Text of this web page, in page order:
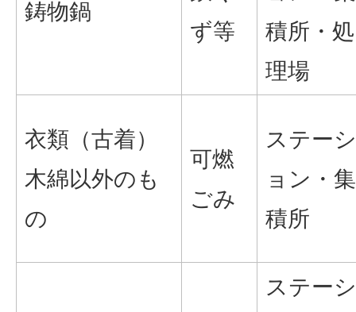
鋳物鍋
ず等
積所・処
理場
衣類（古着）
木綿以外のも
の
可燃
ごみ
ステーシ
ョン・集
積所
ステーシ